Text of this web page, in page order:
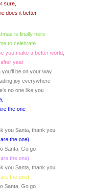
sure,
does it better
is finally here
to celebrate
you make a better world,
year
you’ll be on your way
joy everywhere
no one like you
the one
you Santa, thank you
the one)
Santa, Go go
the one)
you Santa, thank you
the one)
Santa, Go go